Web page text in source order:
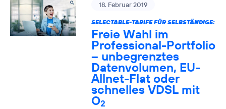
18. Februar 2019
SELECTABLE-TARIFE FÜR SELBSTÄNDIGE:
Freie Wahl im
Professional-Portfolio
– unbegrenztes
Datenvolumen, EU-
Allnet-Flat oder
schnelles VDSL mit
O2